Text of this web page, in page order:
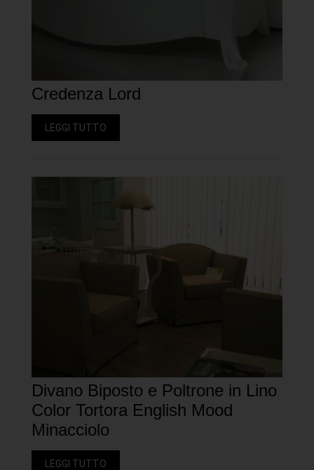
Credenza Lord
LEGGI TUTTO
Divano Biposto e Poltrone in Lino
Color Tortora English Mood
Minacciolo
LEGGI TUTTO